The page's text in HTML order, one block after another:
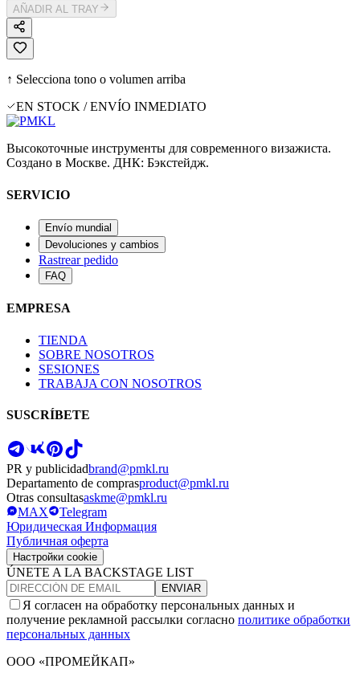
AÑADIR AL TRAY
↑ Selecciona tono o volumen arriba
EN STOCK / ENVÍO INMEDIATO
Высокоточные инструменты для современного визажиста.
Создано в Москве. ДНК: Бэкстейдж.
SERVICIO
Envío mundial
Devoluciones y cambios
Rastrear pedido
FAQ
EMPRESA
TIENDA
SOBRE NOSOTROS
SESIONES
TRABAJA CON NOSOTROS
SUSCRÍBETE
PR y publicidadbrand@pmkl.ru
Departamento de comprasproduct@pmkl.ru
Otras consultasaskme@pmkl.ru
MAX
Telegram
Юридическая Информация
Публичная оферта
Настройки cookie
ÚNETE A LA BACKSTAGE LIST
ENVIAR
Я согласен на обработку персональных данных и
получение рекламной рассылки согласно политике обработки
персональных данных
ООО «ПРОМЕЙКАП»